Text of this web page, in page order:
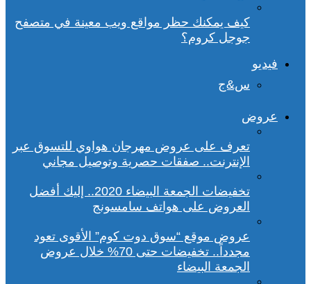
كيف يمكنك حظر مواقع ويب معينة في متصفح
جوجل كروم؟
فيديو
س&ج
عروض
تعرف على عروض مهرجان هواوي للتسوق عبر
الإنترنت.. صفقات حصرية وتوصيل مجاني
تخفيضات الجمعة البيضاء 2020.. إليك أفضل
العروض على هواتف سامسونج
عروض موقع “سوق دوت كوم” الأقوى تعود
مجدداً.. تخفيضات حتى 70% خلال عروض
الجمعة البيضاء